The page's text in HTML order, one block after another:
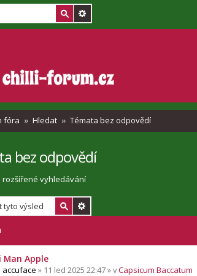
fóra Hledat Témata bez odpovědí
bez odpovědí
rozšířené vyhledávání
Man Apple
accuface » 11 led 2025 22:47 » vCapsicum Baccatum